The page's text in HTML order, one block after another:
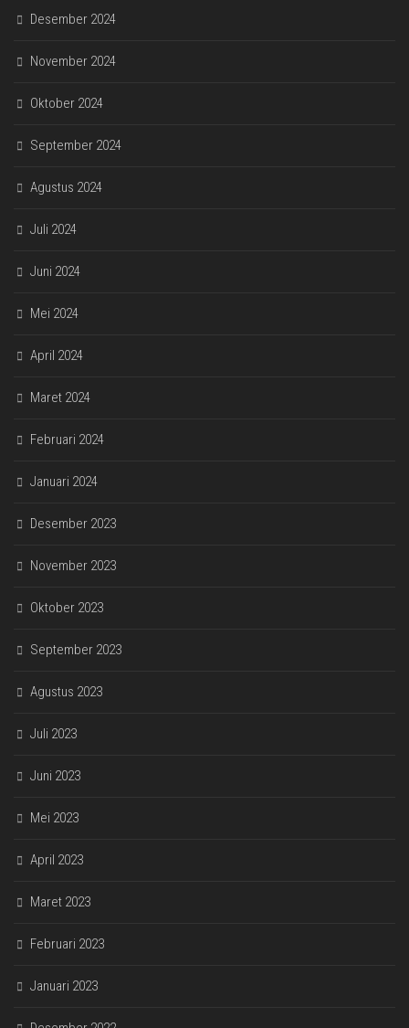
Desember 2024
November 2024
Oktober 2024
September 2024
Agustus 2024
Juli 2024
Juni 2024
Mei 2024
April 2024
Maret 2024
Februari 2024
Januari 2024
Desember 2023
November 2023
Oktober 2023
September 2023
Agustus 2023
Juli 2023
Juni 2023
Mei 2023
April 2023
Maret 2023
Februari 2023
Januari 2023